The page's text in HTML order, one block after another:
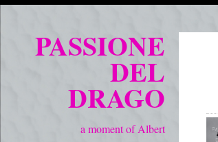
PASSIONE
DEL
DRAGO
a moment of Albert